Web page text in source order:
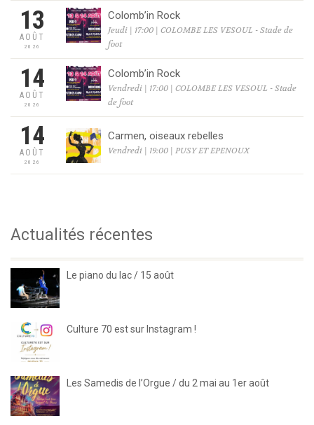
13
AOÛT
2026
Colomb’in Rock
Jeudi | 17:00 | COLOMBE LES VESOUL - Stade de
foot
14
AOÛT
2026
Colomb’in Rock
Vendredi | 17:00 | COLOMBE LES VESOUL - Stade
de foot
14
AOÛT
2026
Carmen, oiseaux rebelles
Vendredi | 19:00 | PUSY ET EPENOUX
Actualités récentes
Le piano du lac / 15 août
Culture 70 est sur Instagram !
Les Samedis de l’Orgue / du 2 mai au 1er août